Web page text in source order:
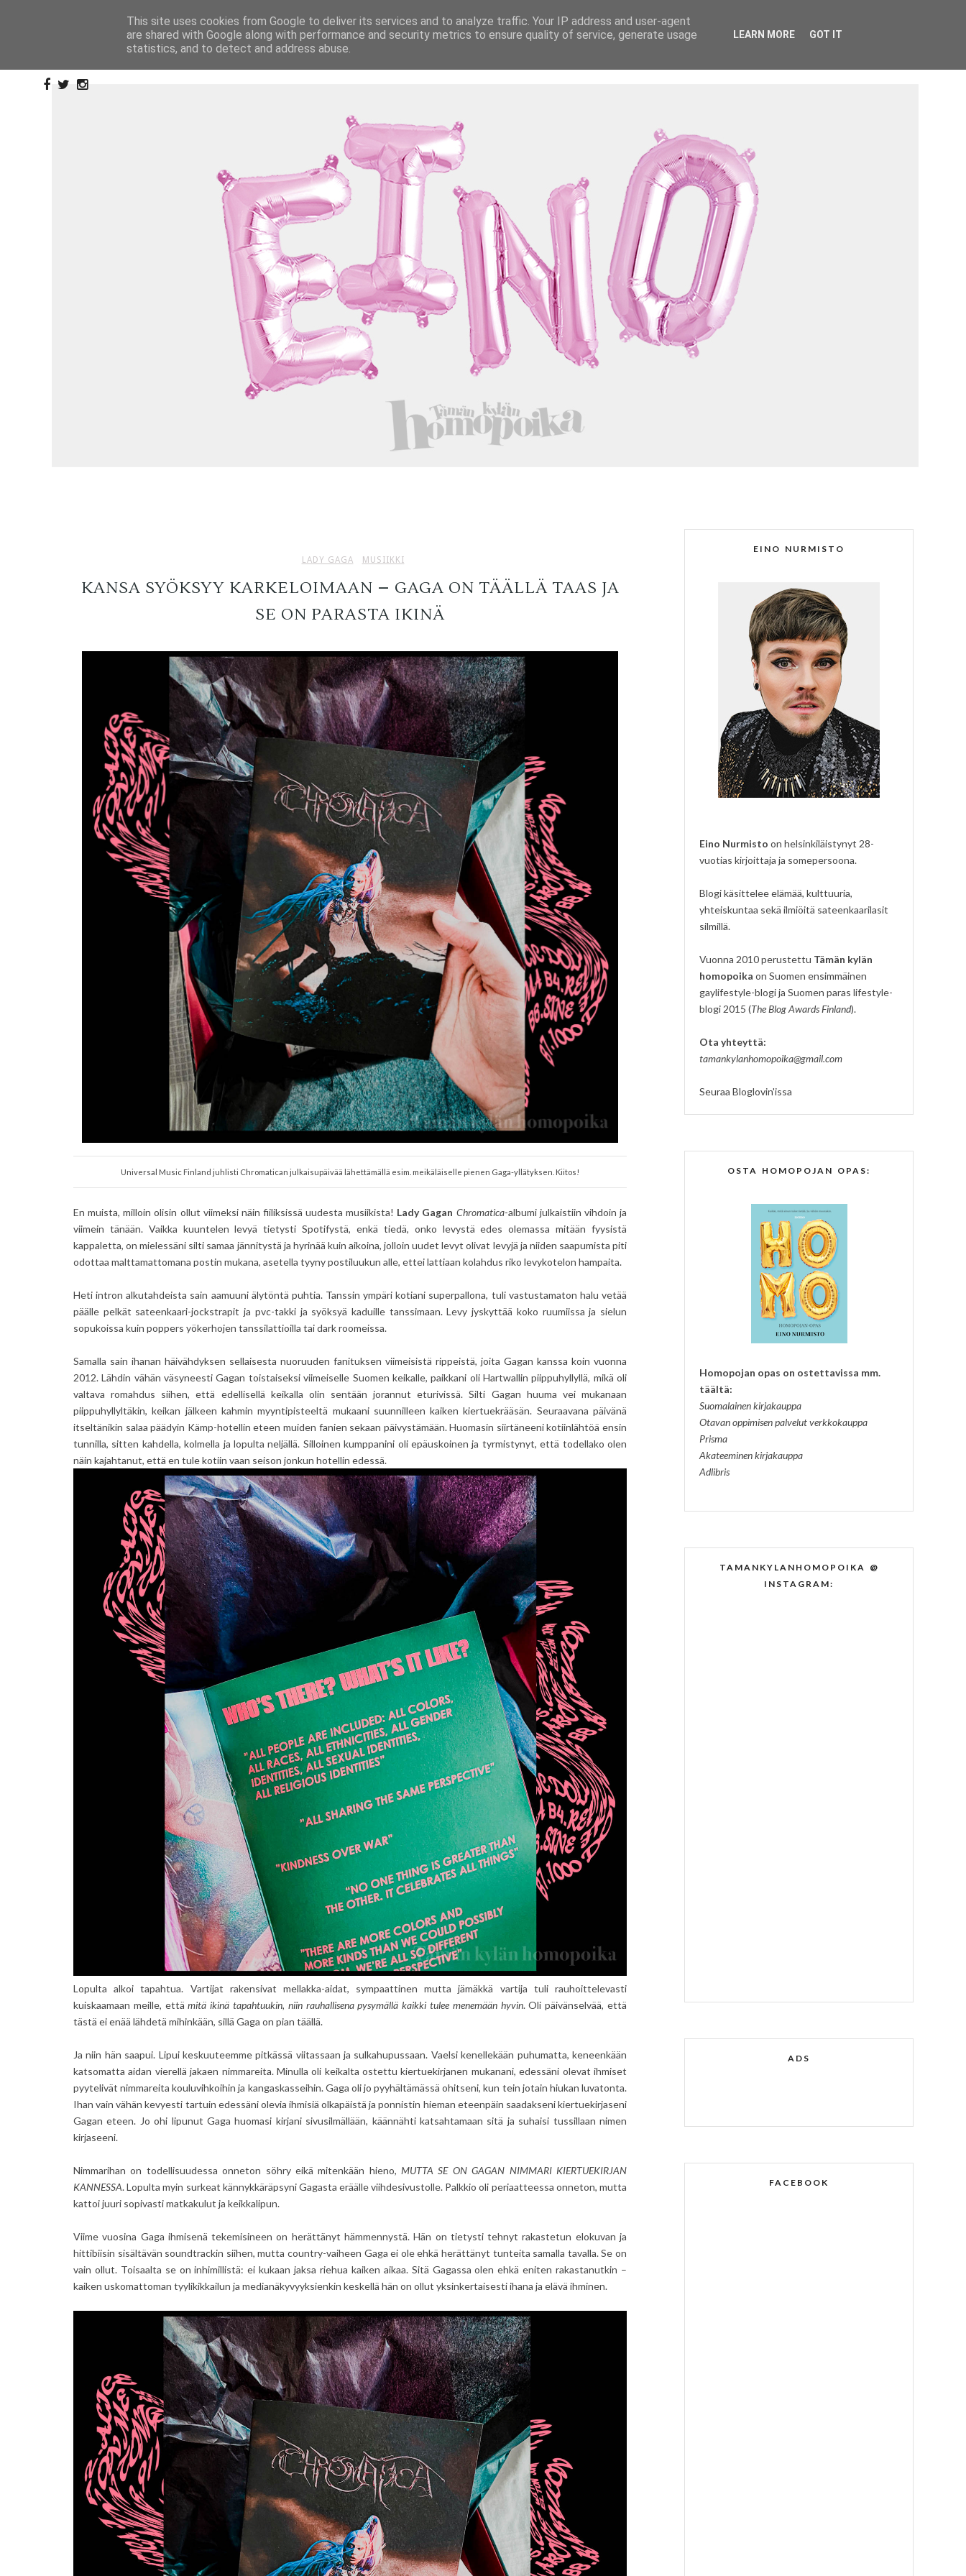
LADY GAGA MUSIIKKI
KANSA SYÖKSYY KARKELOIMAAN – GAGA ON TÄÄLLÄ TAAS JA
SE ON PARASTA IKINÄ
Universal Music Finland juhlisti Chromatican julkaisupäivää lähettämällä esim. meikäläiselle pienen Gaga-yllätyksen. Kiitos!
En muista, milloin olisin ollut viimeksi näin fiiliksissä uudesta musiikista! Lady Gagan Chromatica-albumi julkaistiin vihdoin ja
viimein tänään. Vaikka kuuntelen levyä tietysti Spotifystä, enkä tiedä, onko levystä edes olemassa mitään fyysistä
kappaletta, on mielessäni silti samaa jännitystä ja hyrinää kuin aikoina, jolloin uudet levyt olivat levyjä ja niiden saapumista piti
odottaa malttamattomana postin mukana, asetella tyyny postiluukun alle, ettei lattiaan kolahdus riko levykotelon hampaita.
Heti intron alkutahdeista sain aamuuni älytöntä puhtia. Tanssin ympäri kotiani superpallona, tuli vastustamaton halu vetää
päälle pelkät sateenkaari-jockstrapit ja pvc-takki ja syöksyä kaduille tanssimaan. Levy jyskyttää koko ruumiissa ja sielun
sopukoissa kuin poppers yökerhojen tanssilattioilla tai dark roomeissa.
Samalla sain ihanan häivähdyksen sellaisesta nuoruuden fanituksen viimeisistä rippeistä, joita Gagan kanssa koin vuonna
2012. Lähdin vähän väsyneesti Gagan toistaiseksi viimeiselle Suomen keikalle, paikkani oli Hartwallin piippuhyllyllä, mikä oli
valtava romahdus siihen, että edellisellä keikalla olin sentään jorannut eturivissä. Silti Gagan huuma vei mukanaan
piippuhyllyltäkin, keikan jälkeen kahmin myyntipisteeltä mukaani suunnilleen kaiken kiertuekrääsän. Seuraavana päivänä
itseltänikin salaa päädyin Kämp-hotellin eteen muiden fanien sekaan päivystämään. Huomasin siirtäneeni kotiinlähtöä ensin
tunnilla, sitten kahdella, kolmella ja lopulta neljällä. Silloinen kumppanini oli epäuskoinen ja tyrmistynyt, että todellako olen
näin kajahtanut, että en tule kotiin vaan seison jonkun hotellin edessä.
Lopulta alkoi tapahtua. Vartijat rakensivat mellakka-aidat, sympaattinen mutta jämäkkä vartija tuli rauhoittelevasti
kuiskaamaan meille, ettämitä ikinä tapahtuukin, niin rauhallisena pysymällä kaikki tulee menemään hyvin. Oli päivänselvää, että
tästä ei enää lähdetä mihinkään, sillä Gaga on pian täällä.
Ja niin hän saapui. Lipui keskuuteemme pitkässä viitassaan ja sulkahupussaan. Vaelsi kenellekään puhumatta, keneenkään
katsomatta aidan vierellä jakaen nimmareita. Minulla oli keikalta ostettu kiertuekirjanen mukanani, edessäni olevat ihmiset
pyytelivät nimmareita kouluvihkoihin ja kangaskasseihin. Gaga oli jo pyyhältämässä ohitseni, kun tein jotain hiukan luvatonta.
Ihan vain vähän kevyesti tartuin edessäni olevia ihmisiä olkapäistä ja ponnistin hieman eteenpäin saadakseni kiertuekirjaseni
Gagan eteen. Jo ohi lipunut Gaga huomasi kirjani sivusilmällään, käännähti katsahtamaan sitä ja suhaisi tussillaan nimen
kirjaseeni.
Nimmarihan on todellisuudessa onneton söhry eikä mitenkään hieno,MUTTA SE ON GAGAN NIMMARI KIERTUEKIRJAN
KANNESSA. Lopulta myin surkeat kännykkäräpsyni Gagasta eräälle viihdesivustolle. Palkkio oli periaatteessa onneton, mutta
kattoi juuri sopivasti matkakulut ja keikkalipun.
Viime vuosina Gaga ihmisenä tekemisineen on herättänyt hämmennystä. Hän on tietysti tehnyt rakastetun elokuvan ja
hittibiisin sisältävän soundtrackin siihen, mutta country-vaiheen Gaga ei ole ehkä herättänyt tunteita samalla tavalla. Se on
vain ollut. Toisaalta se on inhimillistä: ei kukaan jaksa riehua kaiken aikaa. Sitä Gagassa olen ehkä eniten rakastanutkin –
kaiken uskomattoman tyylikikkailun ja medianäkyvyyksienkin keskellä hän on ollut yksinkertaisesti ihana ja elävä ihminen.
EINO NURMISTO
Eino Nurmisto on helsinkiläistynyt 28-
vuotias kirjoittaja ja somepersoona.
Blogi käsittelee elämää, kulttuuria,
yhteiskuntaa sekä ilmiöitä sateenkaarilasit
silmillä.
Vuonna 2010 perustettu Tämän kylän
homopoika on Suomen ensimmäinen
gaylifestyle-blogi ja Suomen paras lifestyle-
blogi 2015 (The Blog Awards Finland).
Ota yhteyttä:
tamankylanhomopoika@gmail.com
Seuraa Bloglovin'issa
OSTA HOMOPOJAN OPAS:
Homopojan opas on ostettavissa mm.
täältä:
Suomalainen kirjakauppa
Otavan oppimisen palvelut verkkokauppa
Prisma
Akateeminen kirjakauppa
Adlibris
TAMANKYLANHOMOPOIKA @
INSTAGRAM:
ADS
FACEBOOK
This site uses cookies from Google to deliver its services and to analyze traffic. Your IP address and user-agent
are shared with Google along with performance and security metrics to ensure quality of service, generate usage
statistics, and to detect and address abuse.
LEARN MORE GOT IT